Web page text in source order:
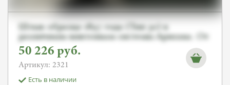
Штык образца 1897 года (Тип 30) к
различным винтовкам системы Арисака. От
Алексея С.
50 226 руб.
Артикул: 2321
Есть в наличии